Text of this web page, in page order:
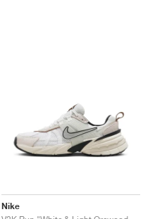
Nike